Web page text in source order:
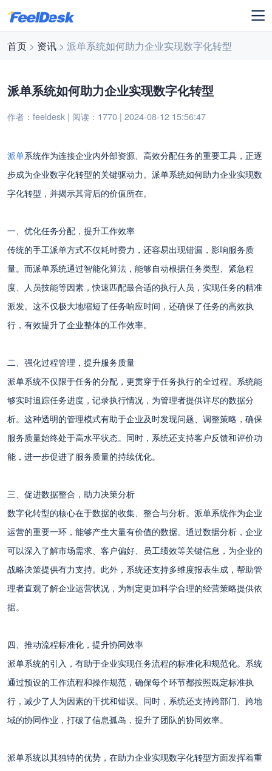
首页 > 资讯 > 派单系统如何助力企业实现数字化转型
派单系统如何助力企业实现数字化转型
作者：feeldesk | 阅读：1770 | 2024-08-12 15:56:47
派单系统作为连接企业内外部资源、高效分配任务的重要工具，正逐
步成为企业数字化转型的关键驱动力。派单系统如何助力企业实现数
字化转型，并揭示其背后的价值所在。
一、优化任务分配，提升工作效率
传统的手工派单方式不仅耗时费力，还容易出现错漏，影响服务质
量。而派单系统通过智能化算法，能够自动根据任务类型、紧急程
度、人员技能等因素，快速匹配最合适的执行人员，实现任务的精准
派发。这不仅极大地缩短了任务响应时间，还确保了任务的高效执
行，有效提升了企业整体的工作效率。
二、强化过程管理，提升服务质量
派单系统不仅限于任务的分配，更贯穿于任务执行的全过程。系统能
够实时追踪任务进度，记录执行情况，为管理者提供详尽的数据分
析。这种透明的管理模式有助于企业及时发现问题、调整策略，确保
服务质量始终处于高水平状态。同时，系统还支持客户反馈和评价功
能，进一步促进了服务质量的持续优化。
三、促进数据整合，助力决策分析
数字化转型的核心在于数据的收集、整合与分析。派单系统作为企业
运营的重要一环，能够产生大量有价值的数据。通过数据分析，企业
可以深入了解市场需求、客户偏好、员工绩效等关键信息，为企业的
战略决策提供有力支持。此外，系统还支持多维度报表生成，帮助管
理者直观了解企业运营状况，为制定更加科学合理的经营策略提供依
据。
四、推动流程标准化，提升协同效率
派单系统的引入，有助于企业实现任务流程的标准化和规范化。系统
通过预设的工作流程和操作规范，确保每个环节都按照既定标准执
行，减少了人为因素的干扰和错误。同时，系统还支持跨部门、跨地
域的协同作业，打破了信息孤岛，提升了团队的协同效率。
派单系统以其独特的优势，在助力企业实现数字化转型方面发挥着重